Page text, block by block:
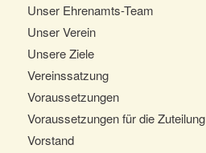
Unser Ehrenamts-Team
Unser Verein
Unsere Ziele
Vereinssatzung
Voraussetzungen
Voraussetzungen für die Zuteilung
Vorstand